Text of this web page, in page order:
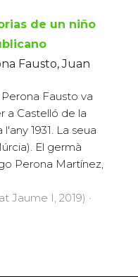
de un niño
Fausto, Juan
Fausto va
a Castelló de la
l'any 1931. La seua
El germà
Perona Martínez,
Jaume I, 2019) ·